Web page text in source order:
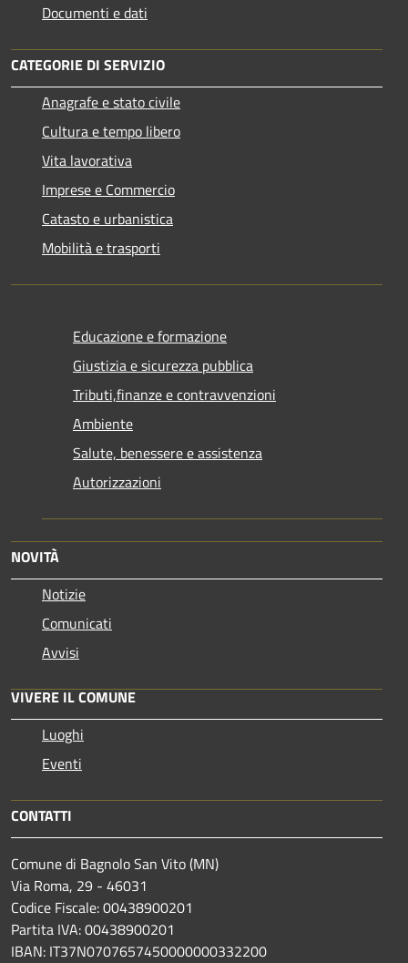
Documenti e dati
CATEGORIE DI SERVIZIO
Anagrafe e stato civile
Cultura e tempo libero
Vita lavorativa
Imprese e Commercio
Catasto e urbanistica
Mobilità e trasporti
Educazione e formazione
Giustizia e sicurezza pubblica
Tributi,finanze e contravvenzioni
Ambiente
Salute, benessere e assistenza
Autorizzazioni
NOVITÀ
Notizie
Comunicati
Avvisi
VIVERE IL COMUNE
Luoghi
Eventi
CONTATTI
Comune di Bagnolo San Vito (MN)
Via Roma, 29 - 46031
Codice Fiscale: 00438900201
Partita IVA: 00438900201
IBAN: IT37N0707657450000000332200